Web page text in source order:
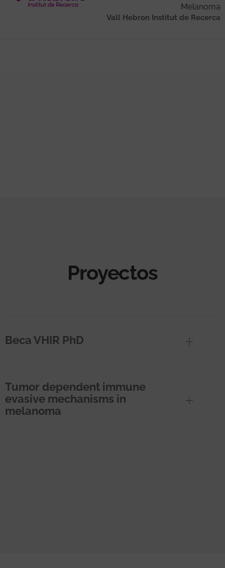
Melanoma
Vall Hebron Institut de Recerca
Proyectos
Beca VHIR PhD
Tumor dependent immune
evasive mechanisms in
melanoma